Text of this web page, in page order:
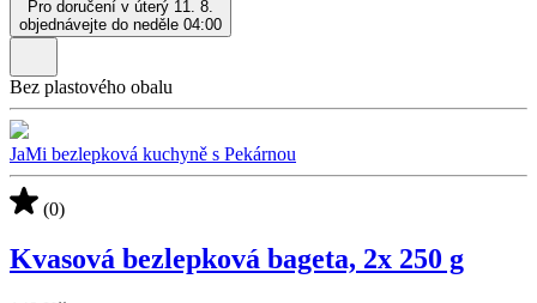
Pro doručení v úterý 11. 8.
objednávejte do neděle 04:00
Bez plastového obalu
JaMi bezlepková kuchyně s Pekárnou
(0)
Kvasová bezlepková bageta, 2x 250 g